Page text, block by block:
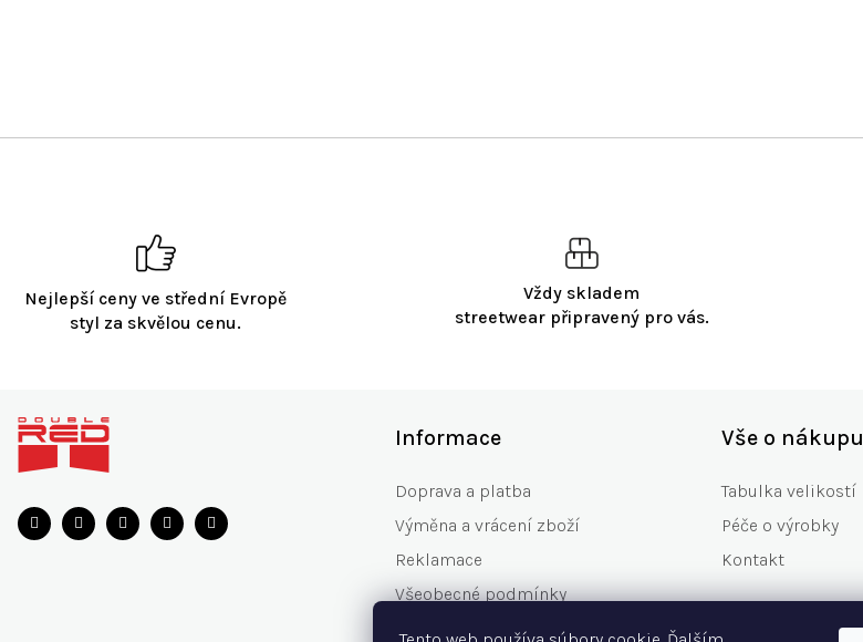
Nejlepší ceny ve střední Evropě
styl za skvělou cenu.
Vždy skladem
streetwear připravený pro vás.
Informace
Doprava a platba
Výměna a vrácení zboží
Reklamace
Všeobecné podmínky
Zásady ochrany osobních údajů
Vše o nákupu
Tabulka velikostí
Péče o výrobky
Kontakt